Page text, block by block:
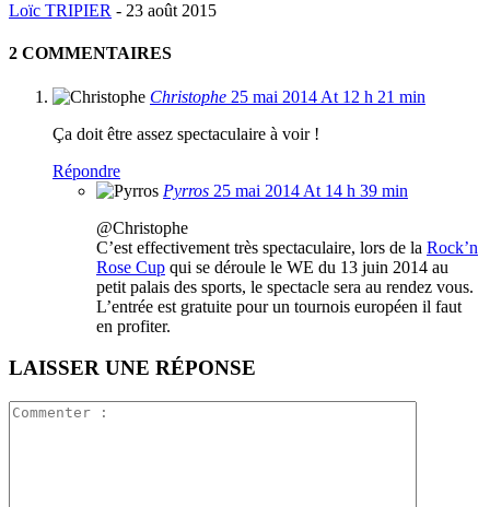
Loïc TRIPIER - 23 août 2015
2 COMMENTAIRES
Christophe 25 mai 2014 At 12 h 21 min
Ça doit être assez spectaculaire à voir !
Répondre
Pyrros 25 mai 2014 At 14 h 39 min
@Christophe
C’est effectivement très spectaculaire, lors de la Rock’n
Rose Cup qui se déroule le WE du 13 juin 2014 au
petit palais des sports, le spectacle sera au rendez vous.
L’entrée est gratuite pour un tournois européen il faut
en profiter.
LAISSER UNE RÉPONSE